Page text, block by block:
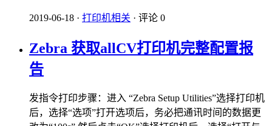
2019-06-18 · 打印机相关 · 评论 0
Zebra 获取allCV打印机完整配置报
告
发指令打印步骤：进入 “Zebra Setup Utilities”选择打印机
后，选择“选项”打开选项后，务必把通讯时间的数据更